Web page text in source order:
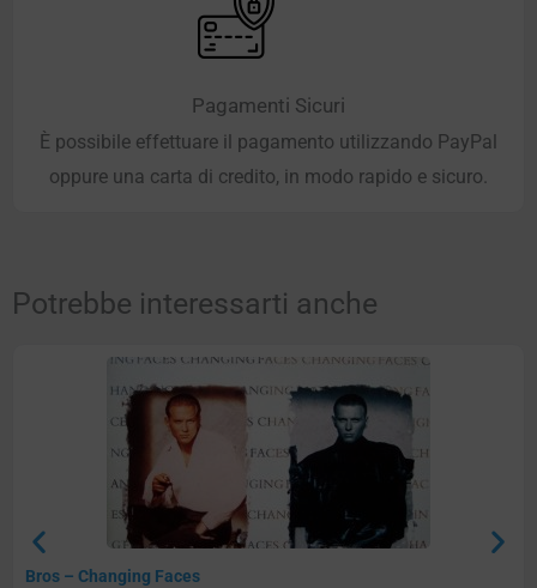
Pagamenti Sicuri
È possibile effettuare il pagamento utilizzando PayPal
oppure una carta di credito, in modo rapido e sicuro.
Potrebbe interessarti anche
Bros – Changing Faces